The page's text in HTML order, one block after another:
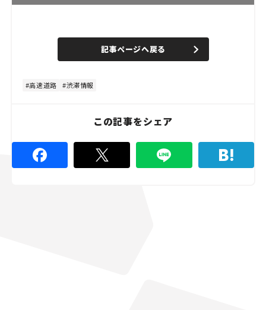
n
e
d
%
記事ページへ戻る
高速道路 渋滞情報
この記事をシェア